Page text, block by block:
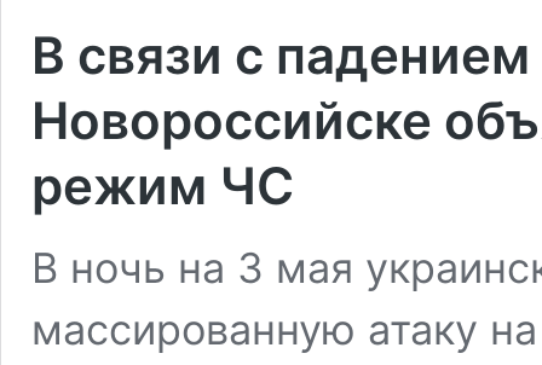
В связи с
Новороссийске
режим ЧС
В ночь на 3 мая
массированную атаку